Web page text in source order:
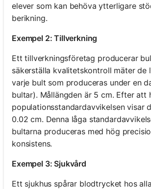
elever som kan behöva ytterligare
berikning.
Exempel 2: Tillverkning
Ett tillverkningsföretag producerar
säkerställa kvalitetskontroll mäter de
varje bult som produceras under en
bultar). Mållängden är 5 cm. Efter att
populationsstandardavvikelsen visar
0.02 cm. Denna låga
bultarna produceras med hög
konsistens.
Exempel 3: Sjukvård
Ett sjukhus spårar blodtrycket hos